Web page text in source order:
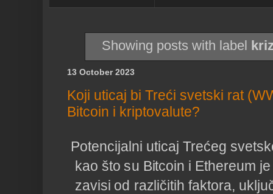
Showing posts with label
13 October 2023
Koji uticaj bi Treći svetski rat
Bitcoin i kriptovalute?
Potencijalni uticaj Trećeg
kao što su Bitcoin i Ethereum
zavisi od različitih faktora,